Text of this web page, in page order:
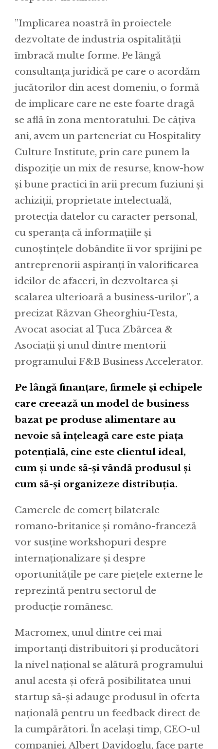
”Implicarea noastră în proiectele
dezvoltate de industria ospitalităţii
îmbracă multe forme. Pe lângă
consultanța juridică pe care o acordăm
jucătorilor din acest domeniu, o formă
de implicare care ne este foarte dragă
se află în zona mentoratului. De câțiva
ani, avem un parteneriat cu Hospitality
Culture Institute, prin care punem la
dispoziție un mix de resurse, know-how
și bune practici în arii precum fuziuni și
achiziții, proprietate intelectuală,
protecția datelor cu caracter personal,
cu speranța că informațiile și
cunoștințele dobândite îi vor sprijini pe
antreprenorii aspiranți în valorificarea
ideilor de afaceri, în dezvoltarea și
scalarea ulterioară a business-urilor”, a
precizat Răzvan Gheorghiu-Testa,
Avocat asociat al Țuca Zbârcea &
Asociații și unul dintre mentorii
programului F&B Business Accelerator.
Pe lângă finanțare, firmele și echipele
care creează un model de business
bazat pe produse alimentare au
nevoie să înțeleagă care este piața
potențială, cine este clientul ideal,
cum și unde să-și vândă produsul și
cum să-și organizeze distribuția.
Camerele de comerț bilaterale
romano-britanice și româno-franceză
vor susține workshopuri despre
internaționalizare și despre
oportunitățile pe care piețele externe le
reprezintă pentru sectorul de
producție românesc.
Macromex, unul dintre cei mai
importanți distribuitori și producători
la nivel național se alătură programului
anul acesta și oferă posibilitatea unui
startup să-și adauge produsul în oferta
națională pentru un feedback direct de
la cumpărători. În același timp, CEO-ul
companiei, Albert Davidoglu, face parte